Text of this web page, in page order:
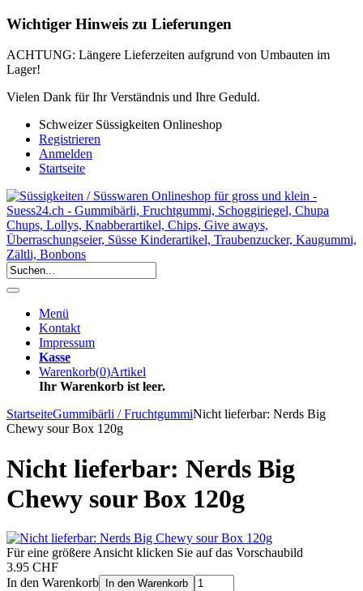
Wichtiger Hinweis zu Lieferungen
ACHTUNG: Längere Lieferzeiten aufgrund von Umbauten im
Lager!
Vielen Dank für Ihr Verständnis und Ihre Geduld.
Schweizer Süssigkeiten Onlineshop
Registrieren
Anmelden
Startseite
Menü
Kontakt
Impressum
Kasse
Warenkorb(0)Artikel
Ihr Warenkorb ist leer.
StartseiteGummibärli / FruchtgummiNicht lieferbar: Nerds Big
Chewy sour Box 120g
Nicht lieferbar: Nerds Big
Chewy sour Box 120g
Für eine größere Ansicht klicken Sie auf das Vorschaubild
3.95 CHF
In den Warenkorb
In den Warenkorb